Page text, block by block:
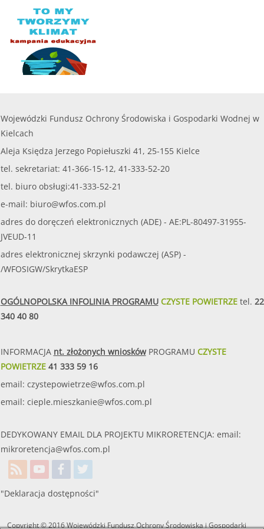
Wojewódzki Fundusz Ochrony Środowiska i Gospodarki Wodnej w
Kielcach
Aleja Księdza Jerzego Popiełuszki 41, 25-155 Kielce
tel. sekretariat: 41-366-15-12, 41-333-52-20
tel. biuro obsługi:41-333-52-21
e-mail: biuro@wfos.com.pl
adres do doręczeń elektronicznych (ADE) - AE:PL-80497-31955-
JVEUD-11
adres elektronicznej skrzynki podawczej (ASP) -
/WFOSIGW/SkrytkaESP
OGÓLNOPOLSKA INFOLINIA PROGRAMUCZYSTE POWIETRZEtel. 22
340 40 80
INFORMACJA nt. złożonych wnioskówPROGRAMU CZYSTE
POWIETRZE41 333 59 16
email: czystepowietrze@wfos.com.pl
email: cieple.mieszkanie@wfos.com.pl
DEDYKOWANY EMAIL DLA PROJEKTU MIKRORETENCJA: email:
mikroretencja@wfos.com.pl
"Deklaracja dostępności"
Copyright © 2016 Wojewódzki Fundusz Ochrony Środowiska i Gospodarki